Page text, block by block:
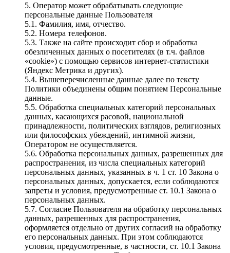
5. Оператор может обрабатывать следующие
персональные данные Пользователя
5.1. Фамилия, имя, отчество.
5.2. Номера телефонов.
5.3. Также на сайте происходит сбор и обработка
обезличенных данных о посетителях (в т.ч. файлов
«cookie») с помощью сервисов интернет-статистики
(Яндекс Метрика и других).
5.4. Вышеперечисленные данные далее по тексту
Политики объединены общим понятием Персональные
данные.
5.5. Обработка специальных категорий персональных
данных, касающихся расовой, национальной
принадлежности, политических взглядов, религиозных
или философских убеждений, интимной жизни,
Оператором не осуществляется.
5.6. Обработка персональных данных, разрешенных для
распространения, из числа специальных категорий
персональных данных, указанных в ч. 1 ст. 10 Закона о
персональных данных, допускается, если соблюдаются
запреты и условия, предусмотренные ст. 10.1 Закона о
персональных данных.
5.7. Согласие Пользователя на обработку персональных
данных, разрешенных для распространения,
оформляется отдельно от других согласий на обработку
его персональных данных. При этом соблюдаются
условия, предусмотренные, в частности, ст. 10.1 Закона